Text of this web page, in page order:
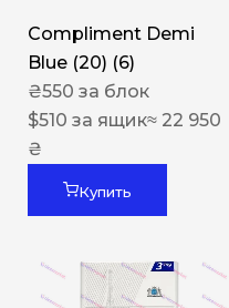
Compliment Demi
Blue (20) (6)
₴550 за блок
$510 за ящик≈ 22 950
₴
Купить